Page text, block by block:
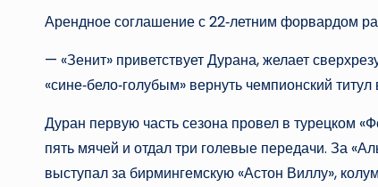
Арендное соглашение с 22‑летним форвардом
— «Зенит» приветствует Дурана, желает
«сине‑бело‑голубым» вернуть чемпионский
Дуран первую часть сезона провел в турецком
пять мячей и отдал три голевые передачи. За
выступал за бирмингемскую «Астон Виллу»,